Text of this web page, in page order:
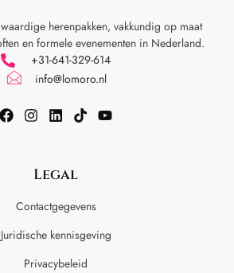
herenpakken, vakkundig op maat
en formele evenementen in Nederland.
+31-641-329-614
info@lomoro.nl
Legal
Contactgegevens
Juridische kennisgeving
Privacybeleid